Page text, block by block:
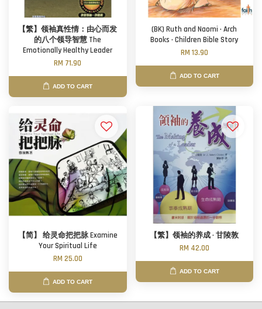
【繁】领袖真性情：由心而发
的八个领导智慧 The
Emotionally Healthy Leader
RM 71.90
ADD TO CART
(BK) Ruth and Naomi · Arch
Books · Children Bible Story
RM 13.90
ADD TO CART
【简】 给灵命把把脉 Examine
Your Spiritual Life
RM 25.00
ADD TO CART
【繁】领袖的养成 · 甘陵敦
RM 42.00
ADD TO CART